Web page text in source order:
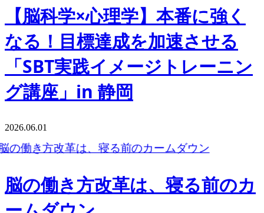
【脳科学×心理学】本番に強く
なる！目標達成を加速させる
「SBT実践イメージトレーニン
グ講座」in 静岡
2026.06.01
脳の働き方改革は、寝る前のカ